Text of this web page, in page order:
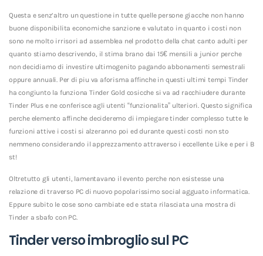
Questa e senz’altro un questione in tutte quelle persone giacche non hanno
buone disponibilita economiche sanzione e valutato in quanto i costi non
sono ne molto irrisori ad assemblea nel prodotto della chat canto adulti per
quanto stiamo descrivendo, il stima brano dai 15€ mensili a junior perche
non decidiamo di investire ultimogenito pagando abbonamenti semestrali
oppure annuali. Per di piu va aforisma affinche in questi ultimi tempi Tinder
ha congiunto la funziona Tinder Gold cosicche si va ad racchiudere durante
Tinder Plus e ne conferisce agli utenti “funzionalita” ulteriori. Questo significa
perche elemento affinche decideremo di impiegare tinder complesso tutte le
funzioni attive i costi si alzeranno poi ed durante questi costi non sto
nemmeno considerando il apprezzamento attraverso i eccellente Like e per i B
st!
Oltretutto gli utenti, lamentavano il evento perche non esistesse una
relazione di traverso PC di nuovo popolarissimo social agguato informatica.
Eppure subito le cose sono cambiate ed e stata rilasciata una mostra di
Tinder a sbafo con PC.
Tinder verso imbroglio sul PC